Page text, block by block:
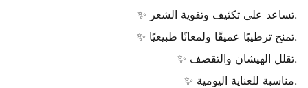
✨ تساعد على تكثيف وتقوية الشعر.
✨ تمنح ترطيبًا عميقًا ولمعانًا طبيعيًا.
✨ تقلل الهيشان والتقصف.
✨ مناسبة للعناية اليومية.